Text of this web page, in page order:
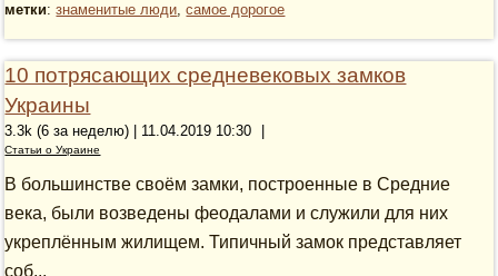
метки:знаменитые люди,самое дорогое
10 потрясающих средневековых замков
Украины
3.3k (6 за неделю) | 11.04.2019 10:30
Статьи о Украине
В большинстве своём замки, построенные в Средние
века, были возведены феодалами и служили для них
укреплённым жилищем. Типичный замок представляет
соб...